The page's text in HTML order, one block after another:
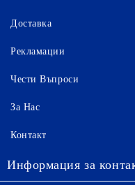
Доставка
Рекламации
Чести Въпроси
За Нас
Контакт
Информация за